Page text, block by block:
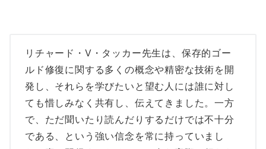
リチャード・V・タッカー先生は、保存的ゴー
ルド修復に関する多くの概念や精密な技術を開
発し、それらを学びたいと望む人には誰に対し
ても惜しみなく共有し、伝えてきました。一方
で、ただ聞いたり読んだりするだけでは不十分
である、という強い信念を常に持っていまし